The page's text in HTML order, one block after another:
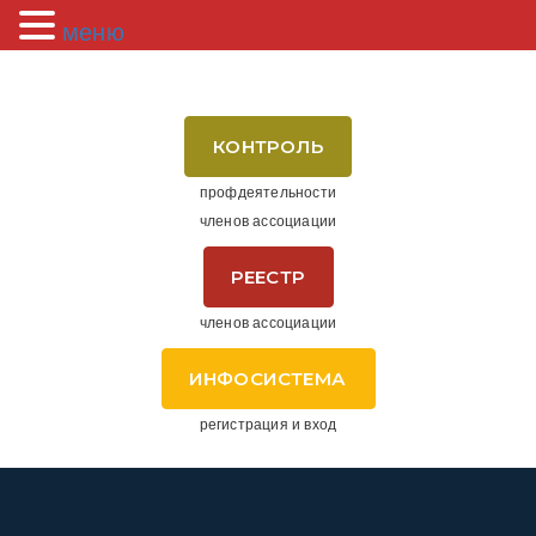
КОНТРОЛЬ
профдеятельности
членов ассоциации
РЕЕСТР
членов ассоциации
ИНФОСИСТЕМА
регистрация и вход
меню